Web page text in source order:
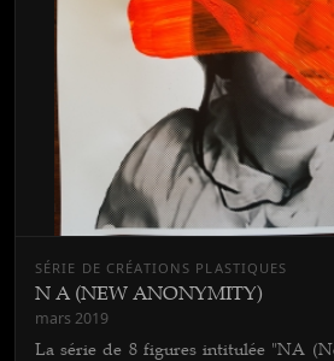
SÉRIE DE CRÉATIONS PLASTIQUES
N A (NEW ANONYMITY)
mars 2019
La série de 8 figures intitulée "NA